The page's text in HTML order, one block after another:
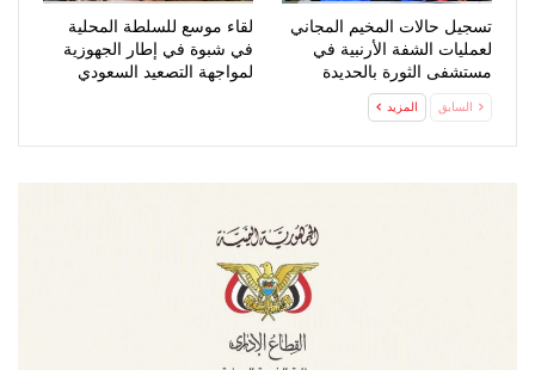
تسجيل حالات المخيم المجاني
لعمليات الشفة الأرنبية في
مستشفى الثورة بالحديدة
لقاء موسع للسلطة المحلية
في شبوة في إطار الجهوزية
لمواجهة التصعيد السعودي
السابق المزيد